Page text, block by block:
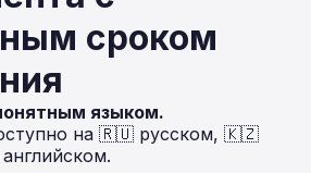
сроком
языком.
на 🇷🇺 русском, 🇰🇿